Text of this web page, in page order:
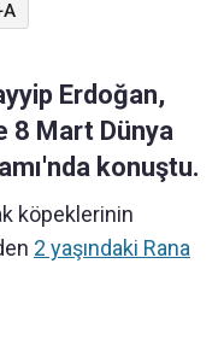
Erdoğan,
8 Mart Dünya
konuştu.
köpeklerinin
2 yaşındaki Rana